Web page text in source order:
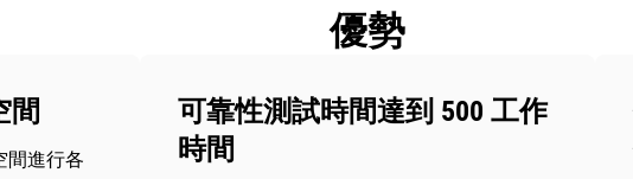
優勢
間
間進行各
可靠性測試時間達到 500 工作
時間